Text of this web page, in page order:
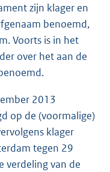
zijn klager en
benoemd,
Voorts is in het
over het aan de
2013
op de (voormalige)
klager
tegen 29
verdeling van de